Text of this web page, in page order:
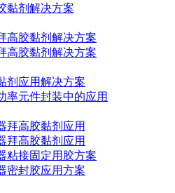
黏剂解决方案
高胶黏剂解决方案
高胶黏剂解决方案
剂应用解决方案
率元件封装中的应用
拜高胶黏剂应用
拜高胶黏剂应用
粘接固定用胶方案
密封胶应用方案